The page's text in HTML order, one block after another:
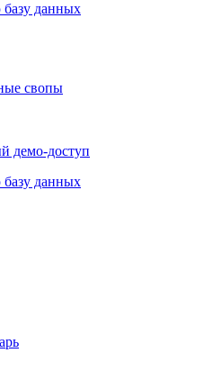
базу данных
свопы
демо-доступ
базу данных